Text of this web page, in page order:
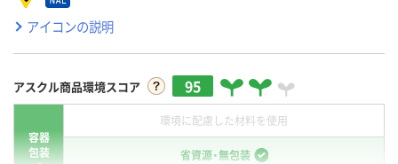
アイコンの説明
アスクル商品環境スコア 95
容器
包装
環境に配慮した材料を使用
省資源・無包装